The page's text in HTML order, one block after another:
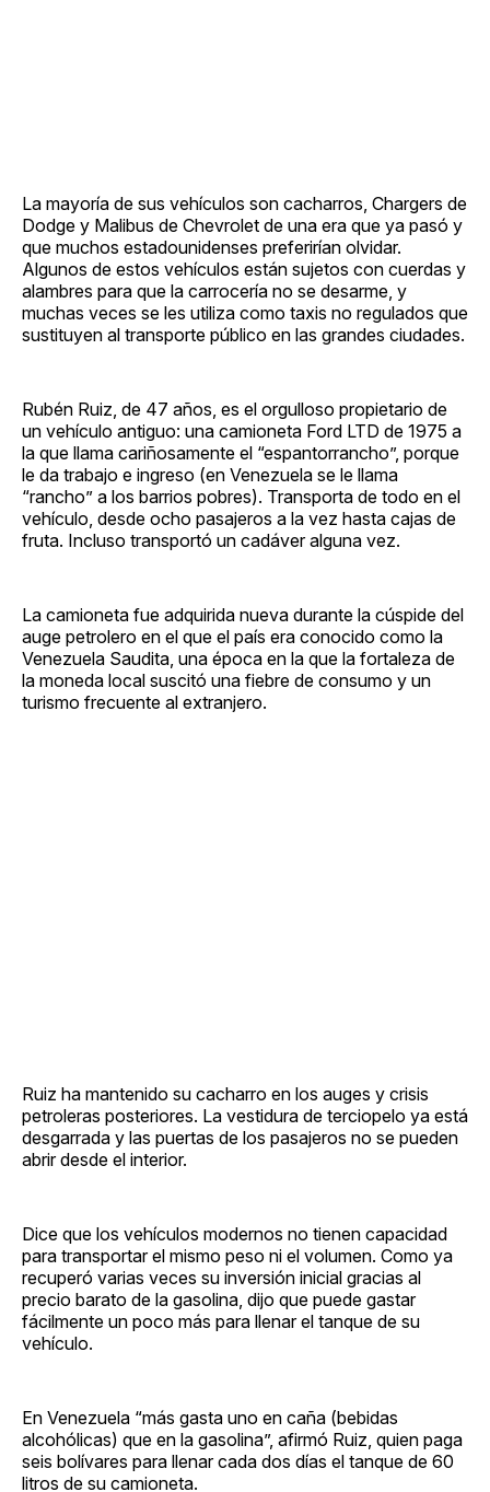
La mayoría de sus vehículos son cacharros, Chargers de
Dodge y Malibus de Chevrolet de una era que ya pasó y
que muchos estadounidenses preferirían olvidar.
Algunos de estos vehículos están sujetos con cuerdas y
alambres para que la carrocería no se desarme, y
muchas veces se les utiliza como taxis no regulados que
sustituyen al transporte público en las grandes ciudades.
Rubén Ruiz, de 47 años, es el orgulloso propietario de
un vehículo antiguo: una camioneta Ford LTD de 1975 a
la que llama cariñosamente el “espantorrancho”, porque
le da trabajo e ingreso (en Venezuela se le llama
“rancho” a los barrios pobres). Transporta de todo en el
vehículo, desde ocho pasajeros a la vez hasta cajas de
fruta. Incluso transportó un cadáver alguna vez.
La camioneta fue adquirida nueva durante la cúspide del
auge petrolero en el que el país era conocido como la
Venezuela Saudita, una época en la que la fortaleza de
la moneda local suscitó una fiebre de consumo y un
turismo frecuente al extranjero.
Ruiz ha mantenido su cacharro en los auges y crisis
petroleras posteriores. La vestidura de terciopelo ya está
desgarrada y las puertas de los pasajeros no se pueden
abrir desde el interior.
Dice que los vehículos modernos no tienen capacidad
para transportar el mismo peso ni el volumen. Como ya
recuperó varias veces su inversión inicial gracias al
precio barato de la gasolina, dijo que puede gastar
fácilmente un poco más para llenar el tanque de su
vehículo.
En Venezuela “más gasta uno en caña (bebidas
alcohólicas) que en la gasolina”, afirmó Ruiz, quien paga
seis bolívares para llenar cada dos días el tanque de 60
litros de su camioneta.